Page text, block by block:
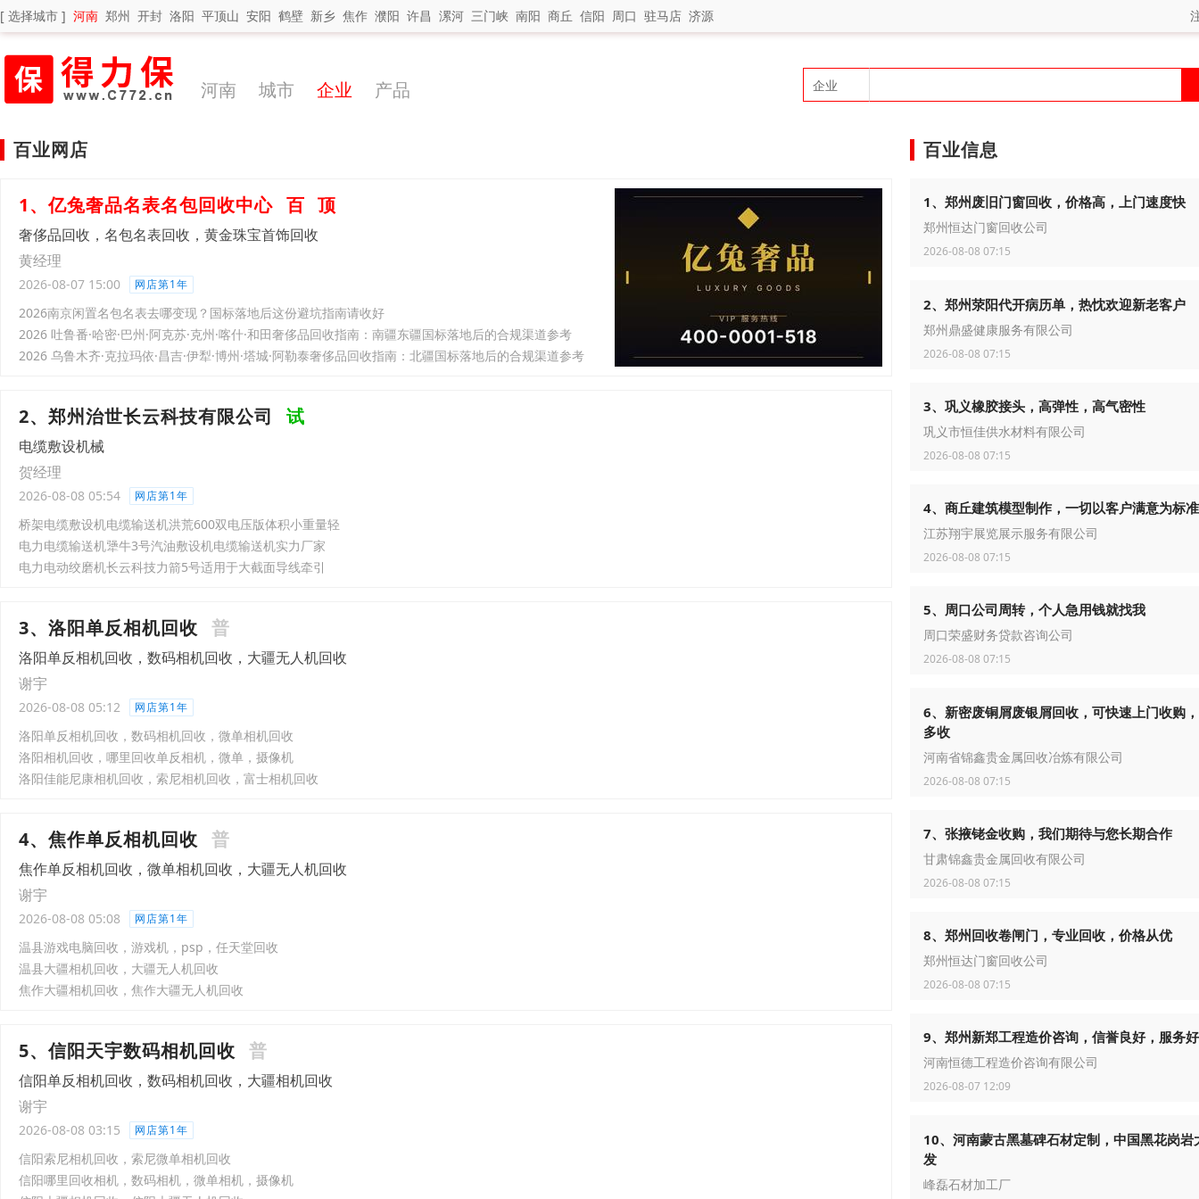
[ 选择城市 ] 河南 郑州 开封 洛阳 平顶山 安阳 鹤壁 新乡 焦作 濮阳 许昌 漯河 三门峡 南阳 商丘 信阳 周口 驻马店 济源
河南 城市 企业 产品
百业网店
1、亿兔奢品名表名包回收中心 百 顶
奢侈品回收，名包名表回收，黄金珠宝首饰回收
黄经理
2026-08-07 15:00 网店第1年
2026南京闲置名包名表去哪变现？国标落地后这份避坑指南请收好
2026 吐鲁番·哈密·巴州·阿克苏·克州·喀什·和田奢侈品回收指南：南疆东疆国标落地后的合规渠道参考
2026 乌鲁木齐·克拉玛依·昌吉·伊犁·博州·塔城·阿勒泰奢侈品回收指南：北疆国标落地后的合规渠道参考
2、郑州治世长云科技有限公司 试
电缆敷设机械
贺经理
2026-08-08 05:54 网店第1年
桥架电缆敷设机电缆输送机洪荒600双电压版体积小重量轻
电力电缆输送机犟牛3号汽油敷设机电缆输送机实力厂家
电力电动绞磨机长云科技力箭5号适用于大截面导线牵引
3、洛阳单反相机回收 普
洛阳单反相机回收，数码相机回收，大疆无人机回收
谢宇
2026-08-08 05:12 网店第1年
洛阳单反相机回收，数码相机回收，微单相机回收
洛阳相机回收，哪里回收单反相机，微单，摄像机
洛阳佳能尼康相机回收，索尼相机回收，富士相机回收
4、焦作单反相机回收 普
焦作单反相机回收，微单相机回收，大疆无人机回收
谢宇
2026-08-08 05:08 网店第1年
温县游戏电脑回收，游戏机，psp，任天堂回收
温县大疆相机回收，大疆无人机回收
焦作大疆相机回收，焦作大疆无人机回收
5、信阳天宇数码相机回收 普
信阳单反相机回收，数码相机回收，大疆相机回收
谢宇
2026-08-08 03:15 网店第1年
信阳索尼相机回收，索尼微单相机回收
信阳哪里回收相机，数码相机，微单相机，摄像机
百业信息
1、郑州废旧门窗回收，价格高，上门速度快
郑州恒达门窗回收公司
2026-08-08 07:15
2、郑州荥阳代开病历单，热忱欢迎新老客户
郑州鼎盛健康服务有限公司
2026-08-08 07:15
3、巩义橡胶接头，高弹性，高气密性
巩义市恒佳供水材料有限公司
2026-08-08 07:15
4、商丘建筑模型制作，一切以客户满意为标准
江苏翔宇展览展示服务有限公司
2026-08-08 07:15
5、周口公司周转，个人急用钱就找我
周口荣盛财务贷款咨询公司
2026-08-08 07:15
6、新密废铜屑废银屑回收，可快速上门收购
多收
河南省锦鑫贵金属回收冶炼有限公司
2026-08-08 07:15
7、张掖铑金收购，我们期待与您长期合作
甘肃锦鑫贵金属回收有限公司
2026-08-08 07:15
8、郑州回收卷闸门，专业回收，价格从优
郑州恒达门窗回收公司
2026-08-08 07:15
9、郑州新郑工程造价咨询，信誉良好，服务好
河南恒德工程造价咨询有限公司
2026-08-07 12:09
10、河南蒙古黑墓碑石材定制，中国黑花岗岩
发
峰磊石材加工厂